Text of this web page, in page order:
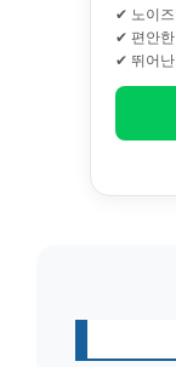
✔ 노이즈
✔ 편안
✔ 뛰어난